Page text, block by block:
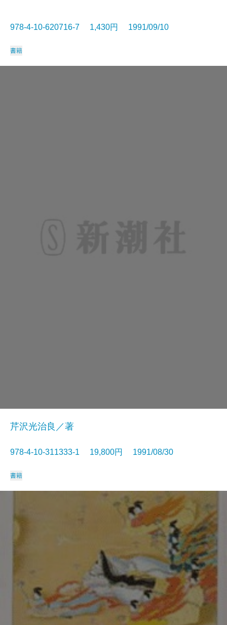
978-4-10-620716-7 1,430円 1991/09/10
書籍
芹沢光治良／著
978-4-10-311333-1 19,800円 1991/08/30
書籍